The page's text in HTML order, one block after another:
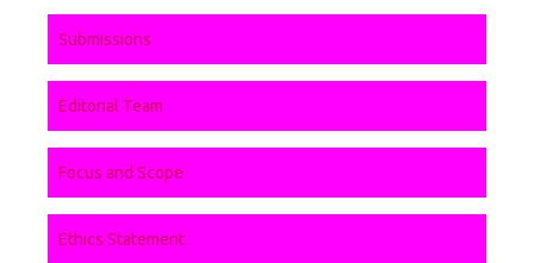
Submissions
Editorial Team
Focus and Scope
Ethics Statement